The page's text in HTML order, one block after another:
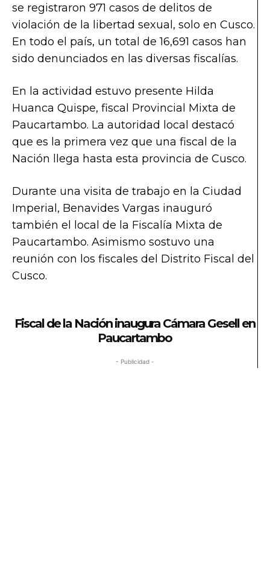
se registraron 971 casos de delitos de
violación de la libertad sexual, solo en Cusco.
En todo el país, un total de 16,691 casos han
sido denunciados en las diversas fiscalías.
En la actividad estuvo presente Hilda
Huanca Quispe, fiscal Provincial Mixta de
Paucartambo. La autoridad local destacó
que es la primera vez que una fiscal de la
Nación llega hasta esta provincia de Cusco.
Durante una visita de trabajo en la Ciudad
Imperial, Benavides Vargas inauguró
también el local de la Fiscalía Mixta de
Paucartambo. Asimismo sostuvo una
reunión con los fiscales del Distrito Fiscal del
Cusco.
Fiscal de la Nación inaugura Cámara Gesell en
Paucartambo
- Publicidad -